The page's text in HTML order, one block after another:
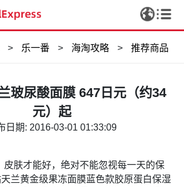
> 乐一番 > 海淘攻略 > 推荐商品
玻尿酸面膜 647日元（约34
元）起
日期: 2016-03-01 01:33:09
皮肤才能好，绝对不能忽视每一天的保
兰黄金级果冻面膜蓝色款胶原蛋白保湿